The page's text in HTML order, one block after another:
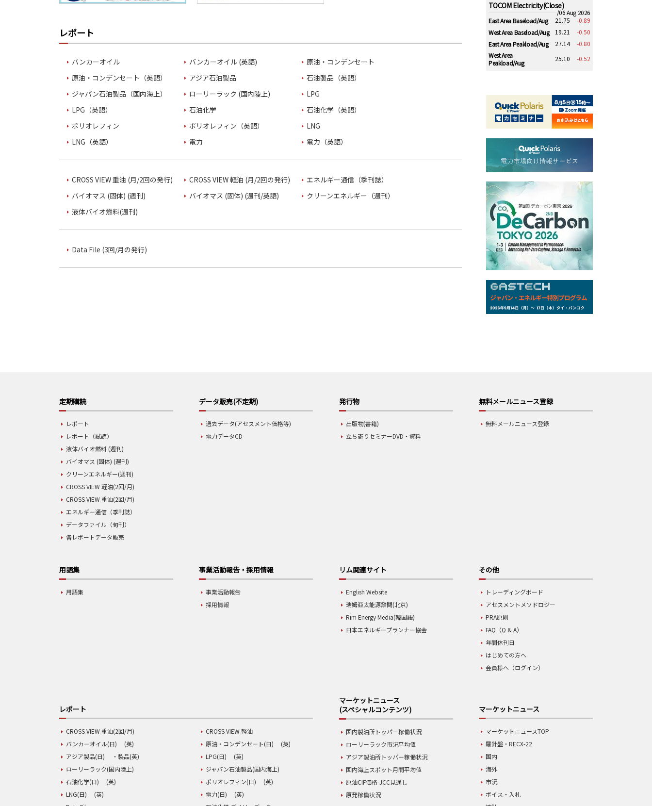
レポート
バンカーオイル バンカーオイル (英語)
原油・コンデンセート
原油・コンデンセート（英語）
アジア石油製品
石油製品（英語）
ジャパン石油製品（国内海上）
ローリーラック (国内陸上)
LPG
LPG（英語）
石油化学
石油化学（英語）
ポリオレフィン
ポリオレフィン（英語）
LNG
LNG（英語）
電力 電力（英語）
CROSS VIEW 重油 (月/2回の発行) CROSS VIEW 軽油 (月/2回の発行)
エネルギー通信（季刊誌）
バイオマス (固体) (週刊)
バイオマス (固体) (週刊/英語)
クリーンエネルギー（週刊）
液体バイオ燃料(週刊)
Data File (3回/月の発行)
TOCOM Electricity(Close)
/06 Aug 2026
East Area Baseload/Aug
21.75
-0.89
West Area Baseload/Aug
19.21
-0.50
East Area Peakload/Aug
27.14
-0.80
West Area
Peakload/Aug
25.10 -0.52
定期購読
レポート
レポート（試読）
液体バイオ燃料 (週刊)
バイオマス (固体) (週刊)
クリーンエネルギー(週刊)
CROSS VIEW 軽油(2回/月)
CROSS VIEW 重油(2回/月)
エネルギー通信（季刊誌）
データファイル（旬刊）
各レポートデータ販売
データ販売(不定期)
過去データ(アセスメント価格等)
電力データCD
発行物
出版物(書籍)
立ち寄りセミナーDVD・資料
無料メールニュース登録
無料メールニュース登録
用語集
用語集
事業活動報告・採用情報
事業活動報告
採用情報
リム関連サイト
English Website
瑞姆亜太能源諮問(北京)
Rim Energy Media(韓国語)
日本エネルギープランナー協会
その他
トレーディングボード
アセスメントメソドロジー
PRA原則
FAQ（Q & A）
年間休刊日
はじめての方へ
会員様へ（ログイン）
レポート
CROSS VIEW 重油(2回/月)
CROSS VIEW 軽油
バンカーオイル(日)
(英) 原油・コンデンセート(日)
(英)
アジア製品(日)
・製品(英) LPG(日)
(英)
ローリーラック(国内陸上)
ジャパン石油製品(国内海上)
石油化学(日)
(英) ポリオレフィン(日)
(英)
LNG(日)
(英) 電力(日)
(英)
マーケットニュース
(スペシャルコンテンツ)
国内製油所トッパー稼働状況
ローリーラック市況平均値
アジア製油所トッパー稼働状況
国内海上スポット月間平均値
原油CIF価格-JCC見通し
原発稼働状況
マーケットニュース
マーケットニュースTOP
羅針盤・RECX-22
国内
海外
市況
ボイス・入札